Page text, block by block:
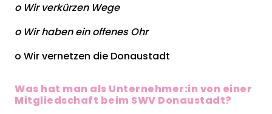
o Wir verkürzen Wege
o Wir haben ein offenes Ohr
o Wir vernetzen die Donaustadt
Was hat man als Unternehmer:in von einer
Mitgliedschaft beim SWV Donaustadt?